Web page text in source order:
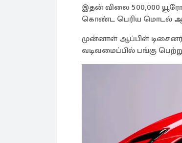
இதன் விலை 500,000
கொண்ட பெரிய மொடல்
முன்னாள் ஆப்பிள்
வடிவமைப்பில் பங்கு